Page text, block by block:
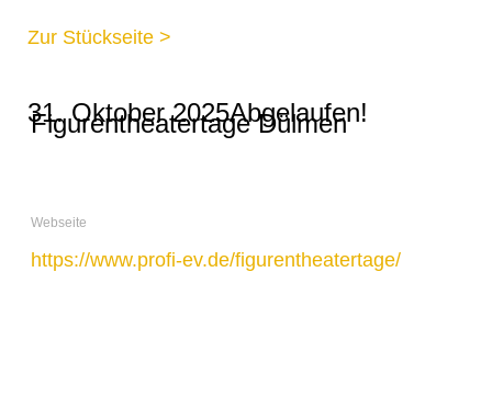
Zur Stückseite >
31. Oktober 2025Abgelaufen!
Figurentheatertage Dülmen
Webseite
https://www.profi-ev.de/figurentheatertage/